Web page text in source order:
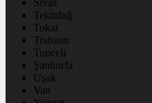
Sivas
Tekirdağ
Tokat
Trabzon
Tunceli
Şanlıurfa
Uşak
Van